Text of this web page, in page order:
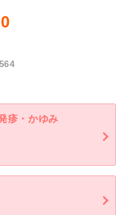
564
疹・かゆみ